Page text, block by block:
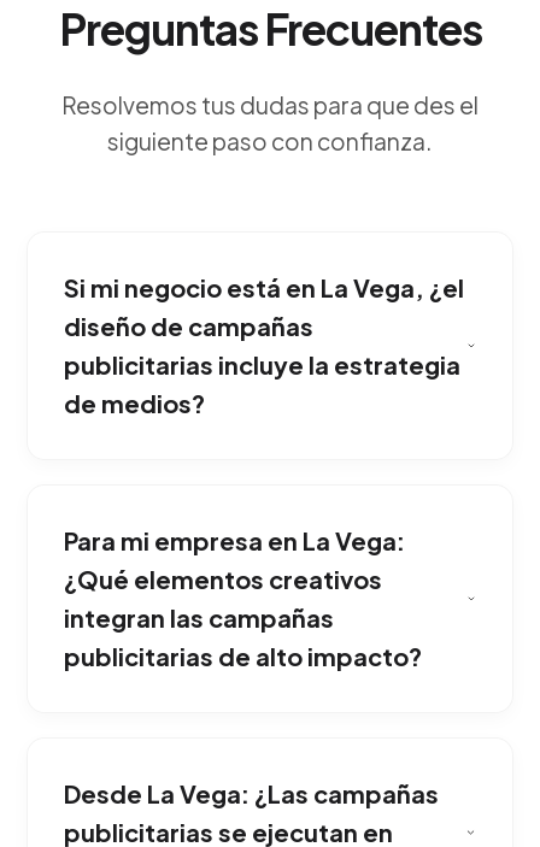
Preguntas Frecuentes
Resolvemos tus dudas para que des el
siguiente paso con confianza.
Si mi negocio está en La Vega, ¿el
diseño de campañas
publicitarias incluye la estrategia
de medios?
disruptivos y omnicanales, logrando que el
consumidor no pueda ignorar el mensaje ni
olvidar la marca. Nuestro equipo implementa
esta solución adaptada exclusivamente al
mercado de La Vega.
Para mi empresa en La Vega:
¿Qué elementos creativos
integran las campañas
publicitarias de alto impacto?
pauta en radio con publicidad programática
interactiva en celulares, creando una
Desde La Vega: ¿Las campañas
publicitarias se ejecutan en